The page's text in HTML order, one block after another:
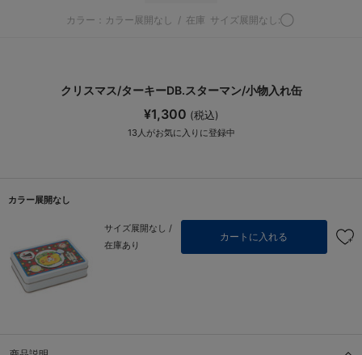
カラー：カラー展開なし / 在庫 サイズ展開なし:◯
クリスマス/ターキーDB.スターマン/小物入れ缶
¥1,300 (税込)
13 人がお気に入りに登録中
カラー展開なし
サイズ展開なし /
在庫あり
カートに入れる